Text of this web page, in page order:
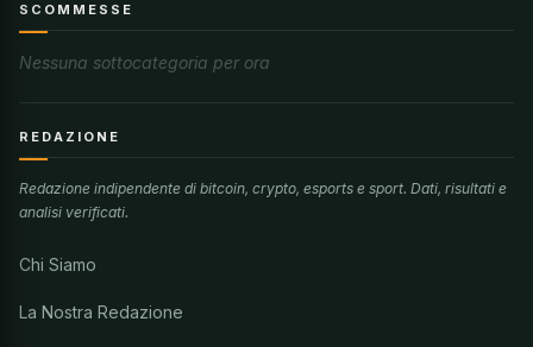
SCOMMESSE
Nessuna sottocategoria per ora
REDAZIONE
Redazione indipendente di bitcoin, crypto, esports e sport. Dati, risultati e
analisi verificati.
Chi Siamo
La Nostra Redazione